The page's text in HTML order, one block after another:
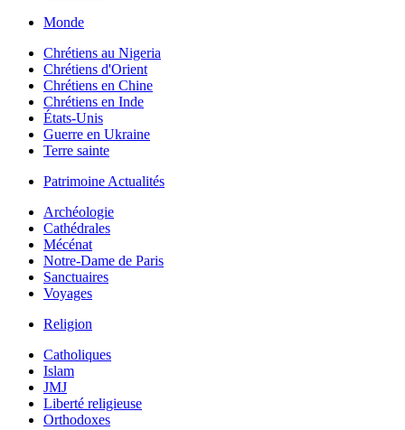
Monde
Chrétiens au Nigeria
Chrétiens d'Orient
Chrétiens en Chine
Chrétiens en Inde
États-Unis
Guerre en Ukraine
Terre sainte
Patrimoine Actualités
Archéologie
Cathédrales
Mécénat
Notre-Dame de Paris
Sanctuaires
Voyages
Religion
Catholiques
Islam
JMJ
Liberté religieuse
Orthodoxes